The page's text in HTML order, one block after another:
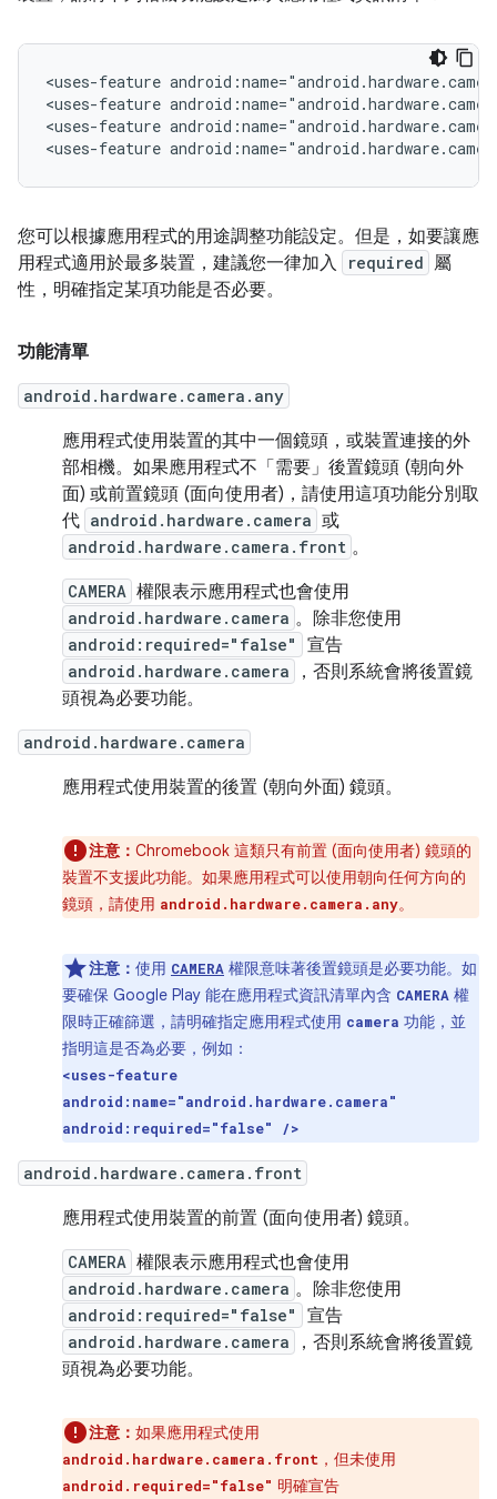
<uses-feature
<uses-feature
<uses-feature
<uses-feature
您可以根據應用程式的用途調整功能設定。但是，如要讓應
用程式適用於最多裝置，建議您一律加入
required 屬
性，明確指定某項功能是否必要。
功能清單
android.hardware.camera.any
應用程式使用裝置的其中一個鏡頭，或裝置連接的外
部相機。如果應用程式不「需要」 後置鏡頭 (朝向外
面) 或前置鏡頭 (面向使用者)，請使用這項功能分別取
代 android.hardware.camera 或
android.hardware.camera.front 。
CAMERA 權限表示應用程式也會使用
android.hardware.camera 。除非您使用
android:required="false" 宣告
android.hardware.camera
，否則系統會將後置鏡
頭視為必要功能。
android.hardware.camera
應用程式使用裝置的後置 (朝向外面) 鏡頭。
注意： Chromebook 這類只有前置 (面向使用者) 鏡頭的
裝置不支援此功能。如果應用程式可以使用朝向任何方向的
鏡頭，請使用 android.hardware.camera.any。
注意： 使用 CAMERA 權限意味著後置鏡頭是必要功能。如
要確保 Google Play 能在應用程式資訊清單內含 CAMERA 權
限時正確篩選，請明確指定應用程式使用 camera 功能，並
指明這是否為必要，例如：
<uses-feature
android:name="android.hardware.camera"
android:required="false" />
android.hardware.camera.front
應用程式使用裝置的前置 (面向使用者) 鏡頭。
CAMERA 權限表示應用程式也會使用
android.hardware.camera 。除非您使用
android:required="false" 宣告
android.hardware.camera
，否則系統會將後置鏡
頭視為必要功能。
注意： 如果應用程式使用
android.hardware.camera.front ，但未使用
android.required="false" 明確宣告